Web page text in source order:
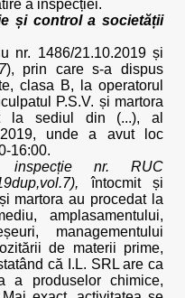
a inspecției.
și control a societății
nr. 1486/21.10.2019 și
), prin care s-a dispus
clasa B, la operatorul
P.S.V. și martora
la sediul din (...), al
unde a avut loc
16:00.
inspecție nr. RUC
întocmit și
martora au procedat la
amplasamentului,
managementului
de materii prime,
că I.L. SRL are ca
a produselor chimice,